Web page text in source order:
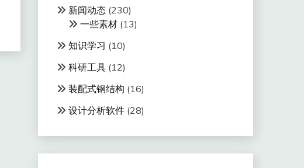
新闻动态(230)
一些素材(13)
知识学习 (10)
科研工具(12)
装配式钢结构 (16)
设计分析软件(28)